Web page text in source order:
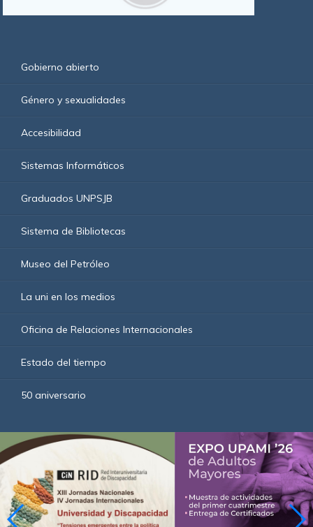
Gobierno abierto
Género y sexualidades
Accesibilidad
Sistemas Informáticos
Graduados UNPSJB
Sistema de Bibliotecas
Museo del Petróleo
La uni en los medios
Oficina de Relaciones Internacionales
Estado del tiempo
50 aniversario